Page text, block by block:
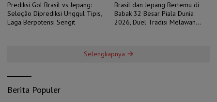
Prediksi Gol Brasil vs Jepang:
Seleção Diprediksi Unggul Tipis,
Laga Berpotensi Sengit
Brasil dan Jepang Bertemu di
Babak 32 Besar Piala Dunia
2026, Duel Tradisi Melawan
Selengkapnya
Berita Populer